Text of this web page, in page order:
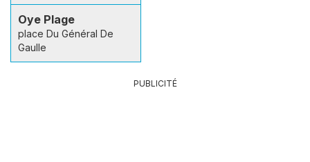
Oye Plage
place Du Général De
Gaulle
PUBLICITÉ